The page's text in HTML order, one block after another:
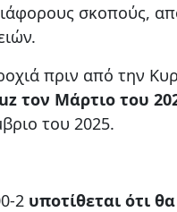
σκοπούς,
πριν από την
τον Μάρτιο του
του 2025.
2 υποτίθεται ότι